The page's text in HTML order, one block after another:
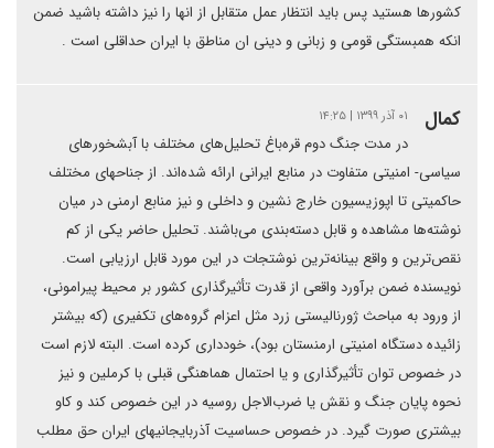
کشورها هستید پس باید انتظار عمل متقابل از انها را نیز داشته باشید ضمن
انکه همبستگی قومی و زبانی و دینی ان مناطق با ایران حداقلی است .
کمال ۰۱ آذر ۱۳۹۹ | ۱۴:۲۵
در مدت جنگ دوم قره‌باغ تحلیل‌های مختلف با آبشخورهای
سیاسی- امنیتی متفاوت در منابع ایرانی ارائه شده‌اند. از جناحهای مختلف
حاکمیتی تا اپوزیسیون خارج نشین و داخلی و نیز منابع ارمنی در میان
نوشته‌ها مشاهده و قابل دسته‌بندی می‌باشند. تحلیل حاضر یکی از کم
نقص‌ترین و واقع بینانه‌ترین نوشتجات در این مورد قابل ارزیابی است.
نویسنده ضمن برآورد واقعی از قدرت تأثیرگذاری کشور بر محیط پیرامونی،
از ورود به مباحث ژورنالیستی زرد مثل اعزام گروه‌های تکفیری (که بیشتر
زائیده دستگاه امنیتی ارمنستان بود)، خودداری کرده است. البته لازم است
در خصوص توان تأثیرگذاری و یا احتمال هماهنگی قبلی با کرملین و نیز
نحوه پایان جنگ و نقش یا ضرب‌الاجل روسیه در این خصوص کند و کاو
بیشتری صورت گیرد. در خصوص حساسیت آذربایجانیهای ایران حق مطلب